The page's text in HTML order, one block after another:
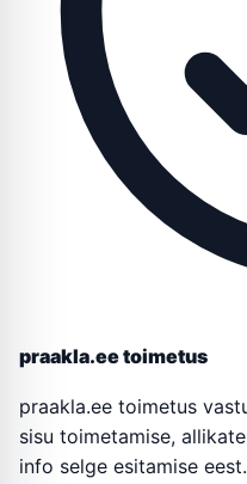
praakla.ee toimetus
praakla.ee toimetus
sisu toimetamise,
info selge esitamise eest.